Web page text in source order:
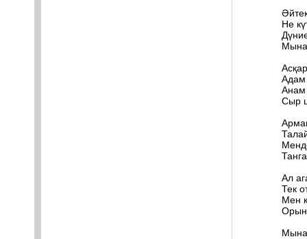
Не
Мына
Адам
Анам
Сыр
Ал
Тек
Мен
Мына